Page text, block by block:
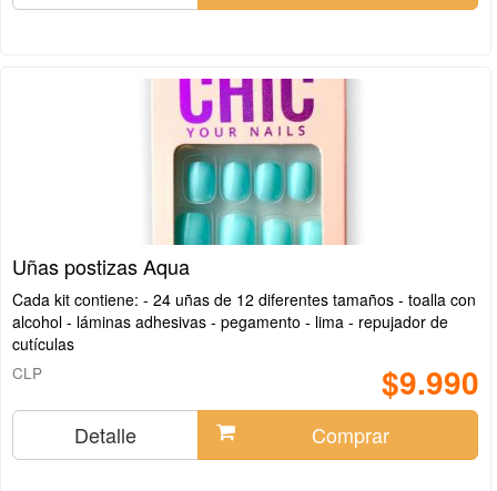
Uñas postizas Aqua
Cada kit contiene: - 24 uñas de 12 diferentes tamaños - toalla con
alcohol - láminas adhesivas - pegamento - lima - repujador de
cutículas
$9.990
CLP
Detalle Comprar